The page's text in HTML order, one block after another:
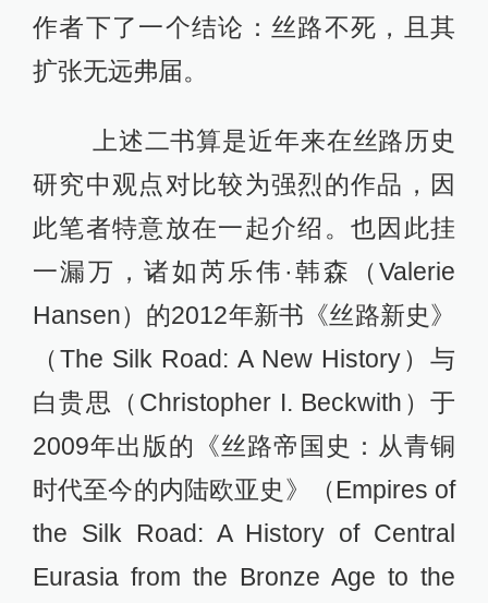
作者下了一个结论：丝路不死，且其
扩张无远弗届。
上述二书算是近年来在丝路历史
研究中观点对比较为强烈的作品，因
此笔者特意放在一起介绍。也因此挂
一漏万，诸如芮乐伟·韩森（Valerie
Hansen）的2012年新书《丝路新史》
（The Silk Road: A New History）与
白贵思（Christopher I. Beckwith）于
2009年出版的《丝路帝国史：从青铜
时代至今的内陆欧亚史》（Empires of
the Silk Road: A History of Central
Eurasia from the Bronze Age to the